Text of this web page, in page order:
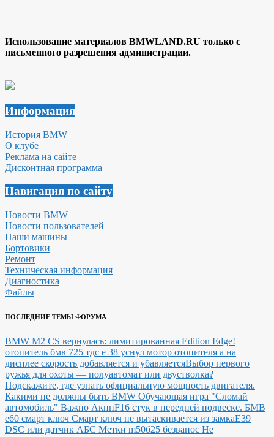
Использование материалов BMWLAND.RU только с
письменного разрешения администрации.
Информация
История BMW
О клубе
Реклама на сайте
Дисконтная программа
Навигация по сайту
Новости BMW
Новости пользователей
Наши машины
Бортовики
Ремонт
Техническая информация
Диагностика
Файлы
ПОСЛЕДНИЕ ТЕМЫ ФОРУМА
BMW M2 CS вернулась: лимитированная Edition Edge!
отопитель бмв 725 тдс е 38 уснул мотор отопителя а на
дисплее скорость добавляется и убавляетсяВыбор первого
ружья для охоты — полуавтомат или двустволка?
Подскажите, где узнать официальную мощность двигателя.
Какими не должны быть BMW Обучающая игра "Сломай
автомобиль" Важно АкппF16 стук в передней подвеске. БМВ
е60 смарт ключ Смарт ключ не вытаскивается из замкаE39
DSC или датчик АБС Метки m50б25 безванос Не